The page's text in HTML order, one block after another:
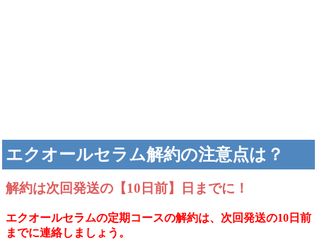
エクオールセラム解約の注意点は？
解約は次回発送の【10日前】日までに！
エクオールセラムの定期コースの解約は、次回発送の10日前
までに連絡しましょう。